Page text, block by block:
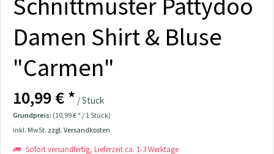
Schnittmuster Pattydoo
Damen Shirt & Bluse
"Carmen"
10,99 € * / Stück
Grundpreis: (10,99 € * / 1 Stück)
inkl. MwSt. zzgl. Versandkosten
Sofort versandfertig, Lieferzeit ca. 1-3 Werktage